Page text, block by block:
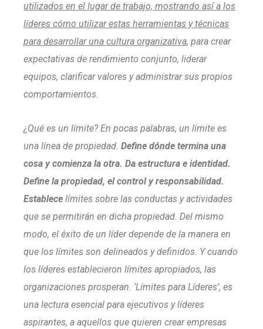
utilizados en el lugar de trabajo, mostrando así a los
líderes cómo utilizar estas herramientas y técnicas
para desarrollar una cultura organizativa, para crear
expectativas de rendimiento conjunto, liderar
equipos, clarificar valores y administrar sus propios
comportamientos.
¿Qué es un límite? En pocas palabras, un límite es
una línea de propiedad. Define dónde termina una
cosa y comienza la otra. Da estructura e identidad.
Define la propiedad, el control y responsabilidad.
Establece límites sobre las conductas y actividades
que se permitirán en dicha propiedad. Del mismo
modo, el éxito de un líder depende de la manera en
que los límites son delineados y definidos. Y cuando
los líderes establecieron límites apropiados, las
organizaciones prosperan. ‘Límites para Líderes’, es
una lectura esencial para ejecutivos y líderes
aspirantes, a aquellos que quieren crear empresas